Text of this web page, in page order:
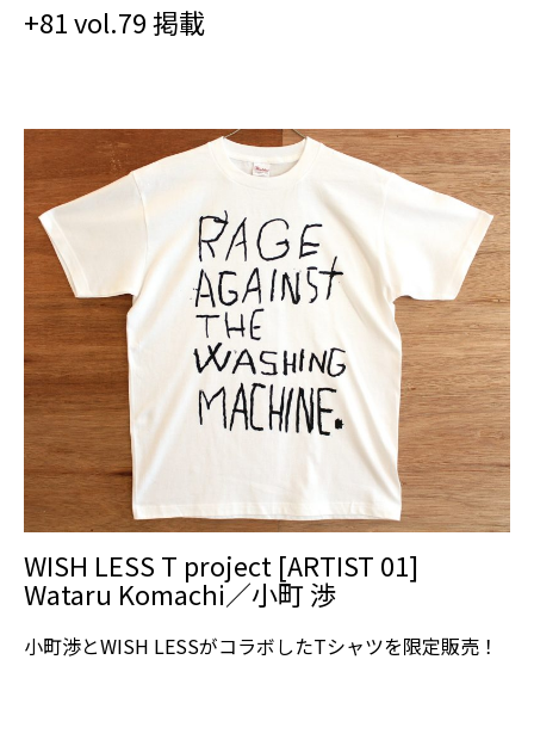
+81 vol.79 掲載
WISH LESS T project [ARTIST 01]
Wataru Komachi／小町 渉
小町渉とWISH LESSがコラボしたTシャツを限定販売！